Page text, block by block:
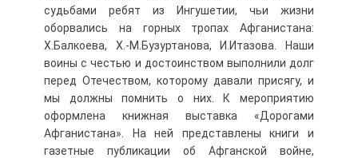
судьбами ребят из Ингушетии, чьи жизни
оборвались на горных тропах Афганистана:
Х.Балкоева, Х.-М.Бузуртанова, И.Итазова. Наши
воины с честью и достоинством выполнили долг
перед Отечеством, которому давали присягу, и
мы должны помнить о них. К мероприятию
оформлена книжная выставка «Дорогами
Афганистана». На ней представлены книги и
газетные публикации об Афганской войне,